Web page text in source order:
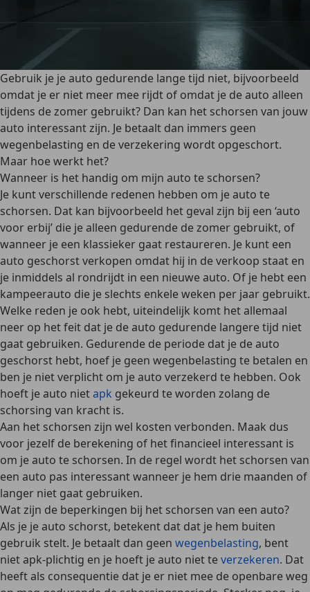
Gebruik je je auto gedurende lange tijd niet, bijvoorbeeld
omdat je er niet meer mee rijdt of omdat je de auto alleen
tijdens de zomer gebruikt? Dan kan het schorsen van jouw
auto interessant zijn. Je betaalt dan immers geen
wegenbelasting en de verzekering wordt opgeschort.
Maar hoe werkt het?
Wanneer is het handig om mijn auto te schorsen?
Je kunt verschillende redenen hebben om je auto te
schorsen. Dat kan bijvoorbeeld het geval zijn bij een ‘auto
voor erbij’ die jealleen gedurende de zomer gebruikt, of
wanneer je een klassieker gaat restaureren. Je kunt een
auto geschorst verkopen omdat hij in de verkoop staat en
je inmiddels al rondrijdt in een nieuwe auto. Of je hebt een
kampeerauto die je slechts enkele weken per jaar gebruikt.
Welke reden je ook hebt, uiteindelijk komt het allemaal
neer op het feit dat je de auto gedurende langere tijd niet
gaat gebruiken. Gedurende de periode dat je de auto
geschorst hebt, hoef je geen wegenbelasting te betalen en
ben je niet verplicht om je auto verzekerd te hebben. Ook
hoeft je auto nietapk gekeurd te worden zolang de
schorsing van kracht is.
Aan het schorsen zijn wel kosten verbonden. Maak dus
voor jezelf de berekening of het financieel interessant is
om je auto te schorsen. In de regel wordt het schorsen van
een auto pas interessant wanneer je hem drie maanden of
langer niet gaat gebruiken.
Wat zijn de beperkingen bij het schorsen van een auto?
Als je je auto schorst, betekent dat dat je hem buiten
gebruik stelt. Je betaalt dan geen wegenbelasting, bent
niet apk-plichtig en je hoeft je auto niet teverzekeren. Dat
heeft als consequentie dat je er niet mee de openbare weg